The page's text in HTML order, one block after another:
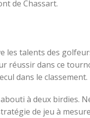
de Chassart.
les talents des
dans ce
dans le classement.
à deux birdies.
de jeu à